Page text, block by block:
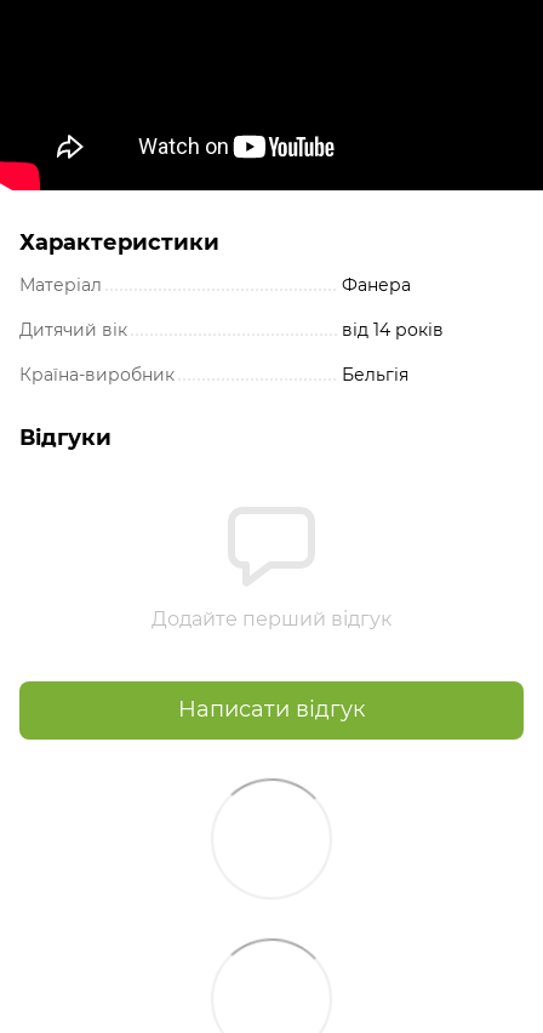
Характеристики
Матеріал Фанера
Дитячий вік від 14 років
Країна-виробник Бельгія
Відгуки
Додайте перший відгук
Написати відгук